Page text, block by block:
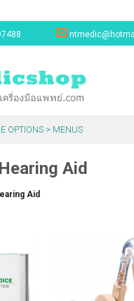
OPTIONS > MENUS
Aid
Aid